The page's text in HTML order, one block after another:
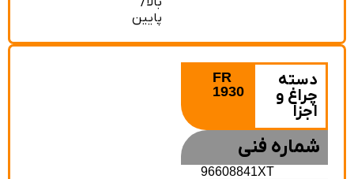
پایین
دسته
چراغ و
1930
شماره فنی
96608841XT